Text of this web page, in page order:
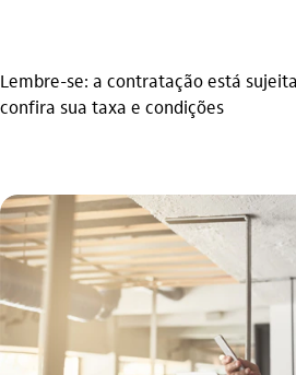
Lembre-se: a contratação está
confira sua taxa e condições